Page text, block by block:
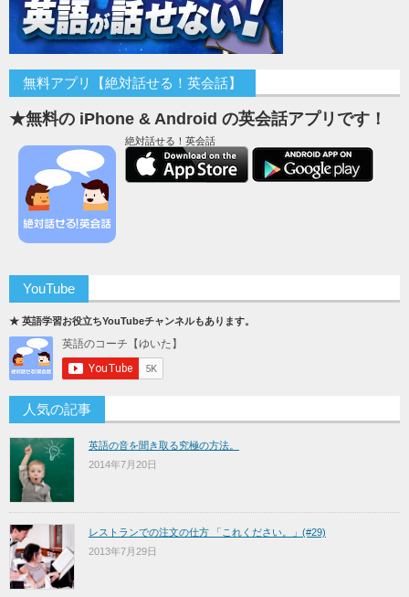
無料アプリ【絶対話せる！英会話】
★無料の iPhone & Android の英会話アプリです！
絶対話せる！英会話
YouTube
★ 英語学習お役立ちYouTubeチャンネルもあります。
人気の記事
英語の音を聞き取る究極の方法。
2014年7月20日
レストランでの注文の仕方 「これください。」(#29)
2013年7月29日